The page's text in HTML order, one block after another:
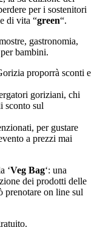
per i sostenitori
di vita “green“.
gastronomia,
bambini.
proporrà sconti e
goriziani, chi
sconto sul
per gustare
a prezzi mai
‘Veg Bag‘: una
dei prodotti delle
prenotare on line sul